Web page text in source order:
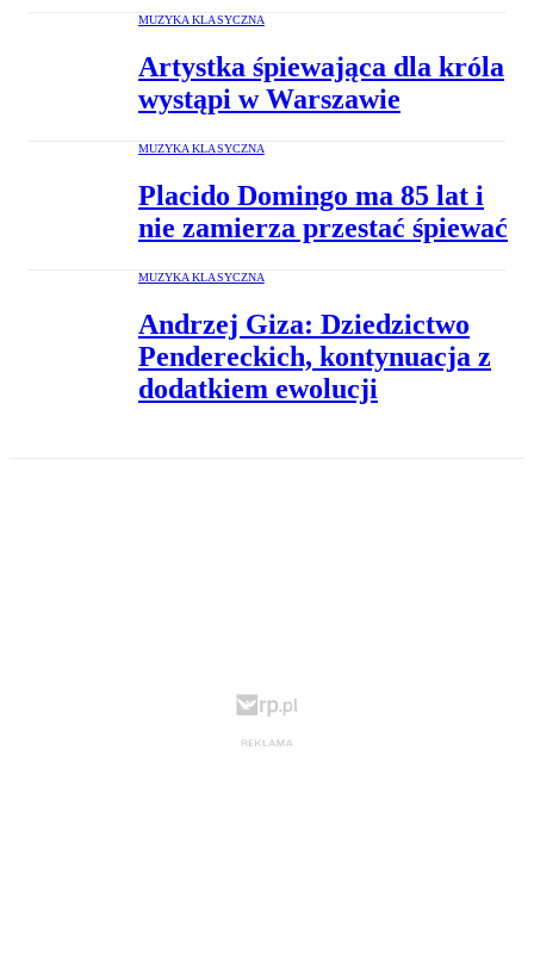
MUZYKA KLASYCZNA
Artystka śpiewająca dla króla
wystąpi w Warszawie
MUZYKA KLASYCZNA
Placido Domingo ma 85 lat i
nie zamierza przestać śpiewać
MUZYKA KLASYCZNA
Andrzej Giza: Dziedzictwo
Pendereckich, kontynuacja z
dodatkiem ewolucji